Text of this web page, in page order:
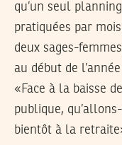
qu’un seul
pratiquées par
deux sages-
au début de
«Face à la baisse
publique,
bientôt à la